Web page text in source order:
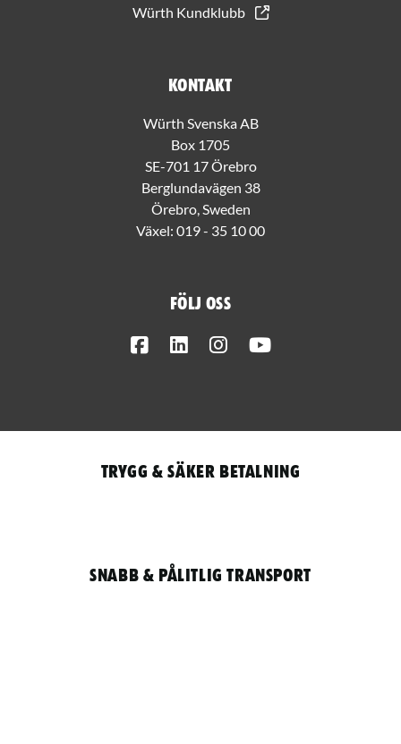
Würth Kundklubb
Kontakt
Würth Svenska AB
Box 1705
SE-701 17 Örebro
Berglundavägen 38
Örebro, Sweden
Växel: 019 - 35 10 00
Följ oss
FacebookLinkedInInstagram
Trygg & säker betalning
Snabb & pålitlig transport